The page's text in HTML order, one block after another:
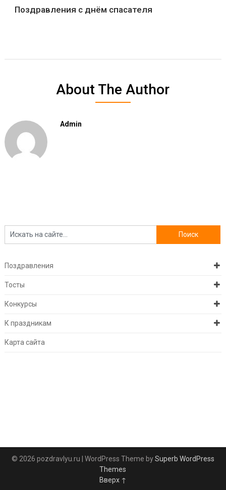
Поздравления с днём спасателя
About The Author
Admin
Поздравления
Тосты
Конкурсы
К праздникам
Карта сайта
© 2026 pozdravlyu.ru | WordPress Theme bySuperb WordPress
Themes
Вверх ↑